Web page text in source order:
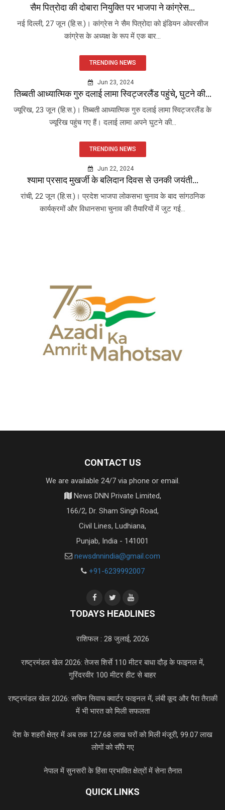
सैम पित्रोदा की दोबारा नियुक्ति पर भाजपा ने कांग्रेस...
नई दिल्ली, 27 जून (हि.स.)। कांग्रेस ने सैम पित्रोदा को इंडियन ओवरसीज
कांग्रेस के अध्यक्ष के रूप में एक बार...
TRENDING NEWS
Jun 23, 2024
तिब्बती आध्यात्मिक गुरु दलाई लामा स्विट्जरलैंड पहुंचे, घुटने की...
ज्यूरिख, 23 जून (हि.स.)। तिब्बती आध्यात्मिक गुरु दलाई लामा स्विट्जरलैंड के
ज्यूरिख पहुंच गए हैं। दलाई लामा अपने घुटने की...
TRENDING NEWS
Jun 22, 2024
श्यामा प्रसाद मुखर्जी के बलिदान दिवस से उनकी जयंती...
रांची, 22 जून (हि.स.)। प्रदेश भाजपा लोकसभा चुनाव के बाद सांगठनिक
कार्यक्रमों और विधानसभा चुनाव की तैयारियों में जुट गई...
CONTACT US
We are available 24/7 via phone or email.
News DNN Private Limited,
166/2, Dr. Sham Singh Road,
Civil Lines, Ludhiana,
Punjab, India - 141001
newsdnnindia@gmail.com
+91-6239992007
TODAYS HEADLINES
राशिफल : 28 जुलाई, 2026
राष्ट्रमंडल खेल 2026: तेजस शिर्से 110 मीटर बाधा दौड़ के फाइनल में,
गुरिंदरवीर 100 मीटर हीट से बाहर
राष्ट्रमंडल खेल 2026: सचिन सिवाच क्वार्टर फाइनल में, लंबी कूद और पैरा तैराकी
में भी भारत को मिली सफलता
देश के शहरी क्षेत्र में अब तक 127.68 लाख घरों को मिली मंजूरी, 99.07 लाख
लोगों को सौंपे गए
नेपाल में सुनसरी के हिंसा प्रभावित क्षेत्रों में सेना तैनात
QUICK LINKS